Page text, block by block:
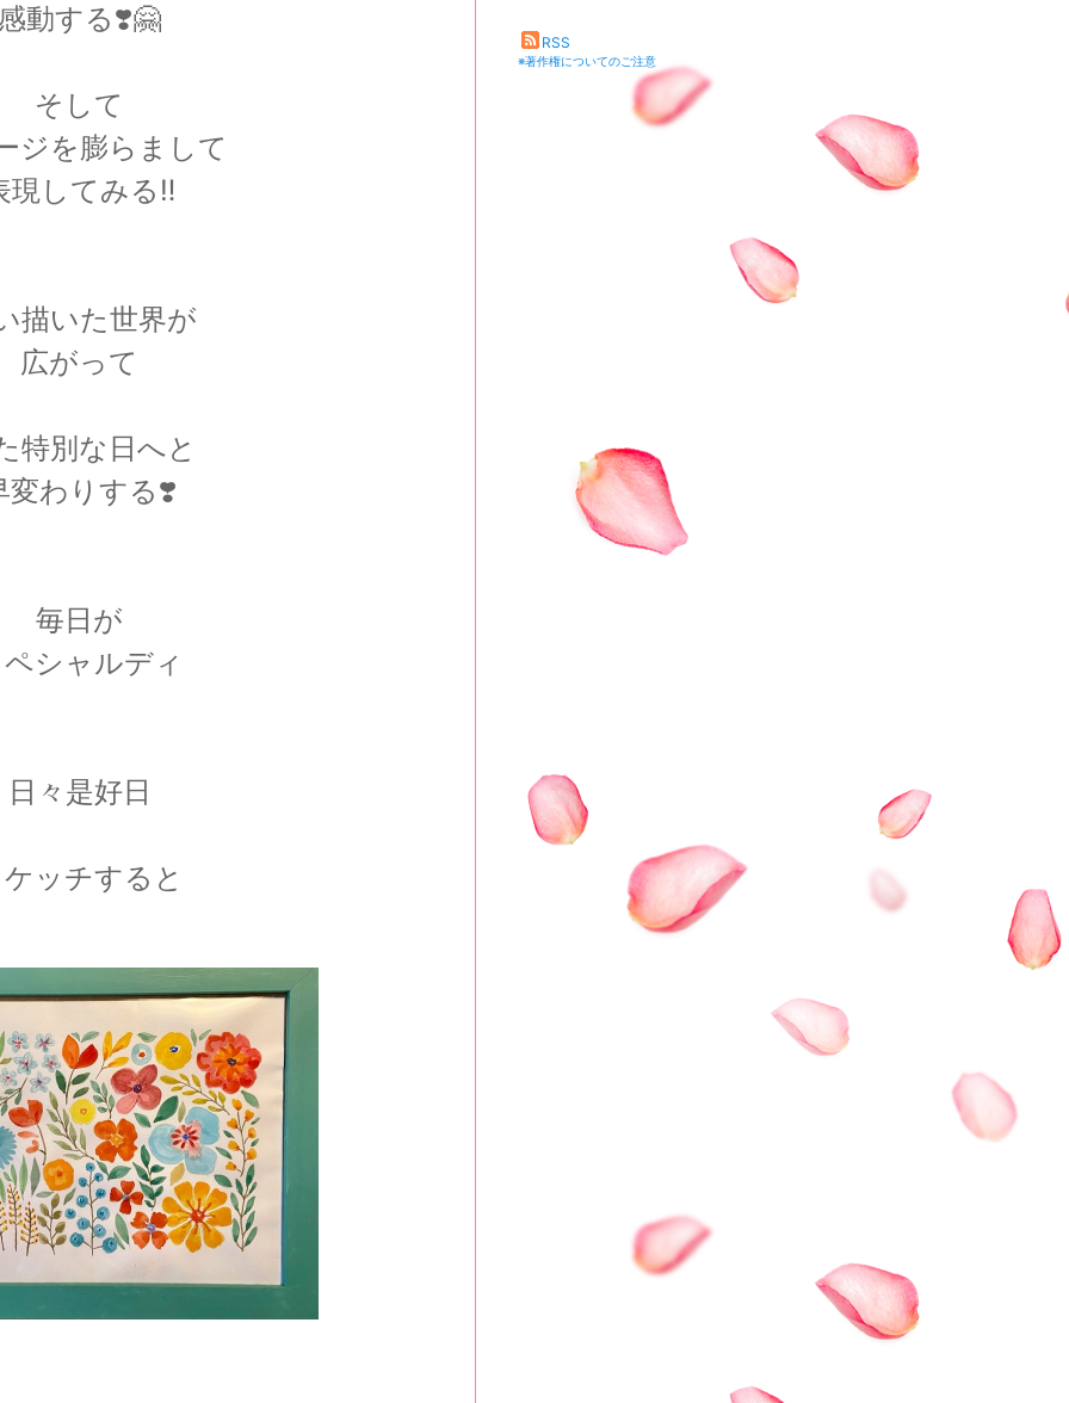
動する❣️🤗
そして
ジを膨らまして
現してみる‼️
描いた世界が
広がって
特別な日へと
変わりする❣️
毎日が
シャルディ
日々是好日
ッチすると
RSS
※著作権についてのご注意